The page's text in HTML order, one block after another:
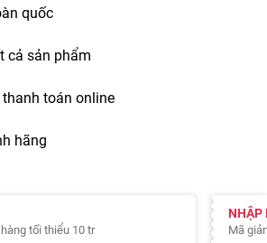
quốc
cả sản phẩm
thanh toán online
hãng
tối thiểu 10 tr
NHẬP
Mã